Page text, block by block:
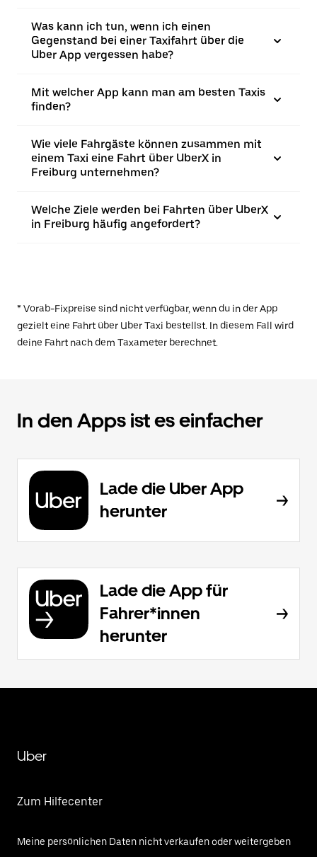
Was kann ich tun, wenn ich einen
Gegenstand bei einer Taxifahrt über die
Uber App vergessen habe?
Mit welcher App kann man am besten Taxis
finden?
Wie viele Fahrgäste können zusammen mit
einem Taxi eine Fahrt über UberX in
Freiburg unternehmen?
Welche Ziele werden bei Fahrten über UberX
in Freiburg häufig angefordert?
* Vorab-Fixpreise sind nicht verfügbar, wenn du in der App
gezielt eine Fahrt über Uber Taxi bestellst. In diesem Fall wird
deine Fahrt nach dem Taxameter berechnet.
In den Apps ist es einfacher
Lade die Uber App
herunter
Lade die App für
Fahrer*innen
herunter
Uber
Zum Hilfecenter
Meine persönlichen Daten nicht verkaufen oder weitergeben